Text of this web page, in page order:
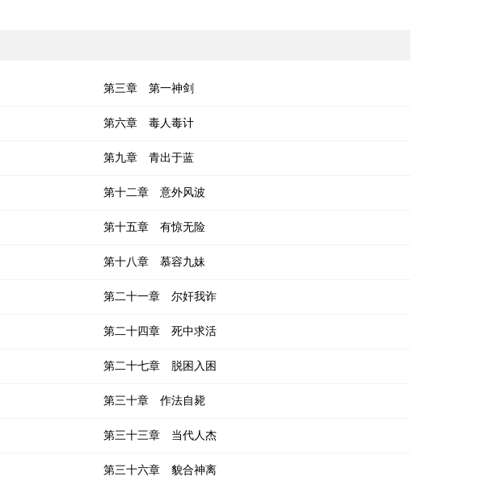
第三章 第一神剑
第六章 毒人毒计
第九章 青出于蓝
第十二章 意外风波
第十五章 有惊无险
第十八章 慕容九妹
第二十一章 尔奸我诈
第二十四章 死中求活
第二十七章 脱困入困
第三十章 作法自毙
第三十三章 当代人杰
第三十六章 貌合神离